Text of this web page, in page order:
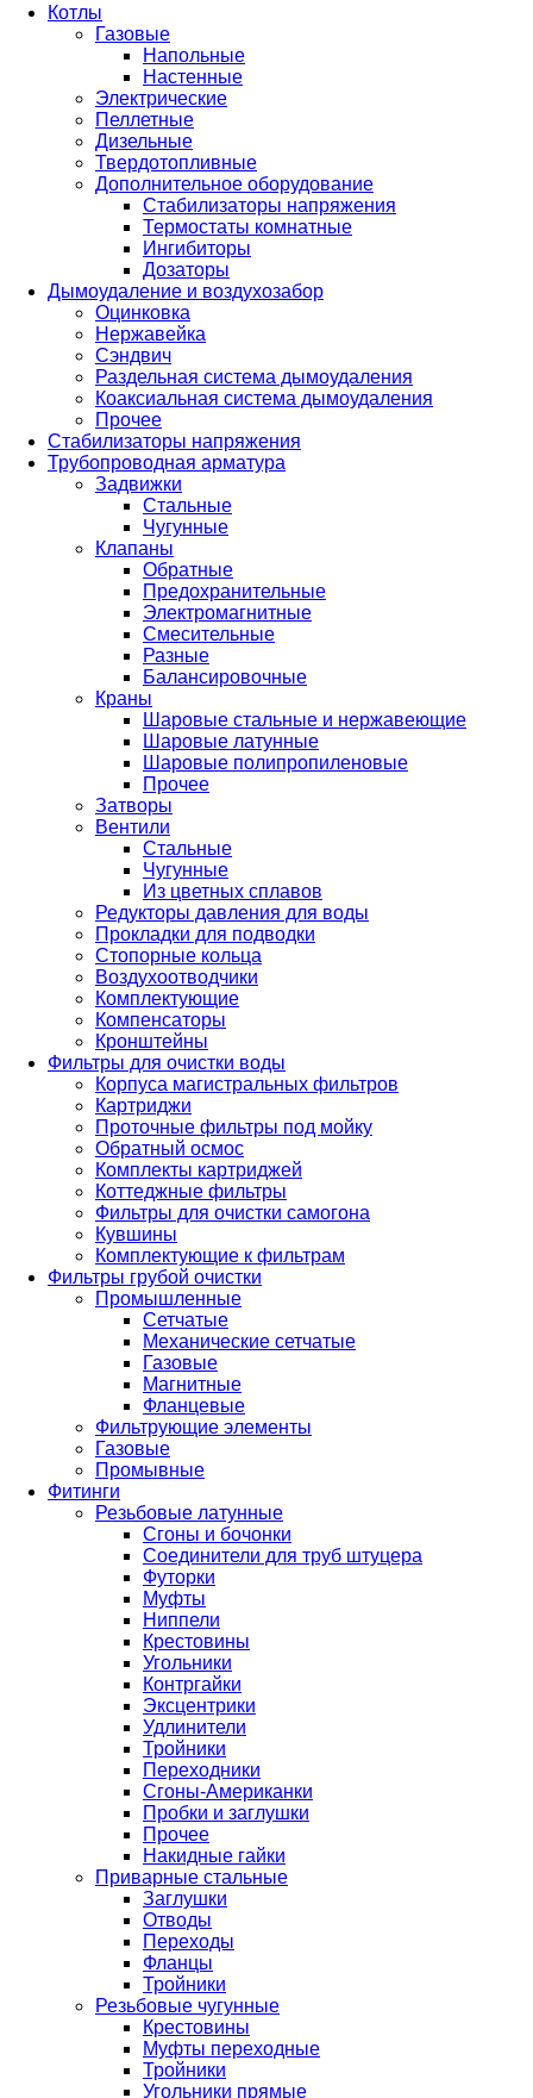
Котлы
Газовые
Напольные
Настенные
Электрические
Пеллетные
Дизельные
Твердотопливные
Дополнительное оборудование
Стабилизаторы напряжения
Термостаты комнатные
Ингибиторы
Дозаторы
Дымоудаление и воздухозабор
Оцинковка
Нержавейка
Сэндвич
Раздельная система дымоудаления
Коаксиальная система дымоудаления
Прочее
Стабилизаторы напряжения
Трубопроводная арматура
Задвижки
Стальные
Чугунные
Клапаны
Обратные
Предохранительные
Электромагнитные
Смесительные
Разные
Балансировочные
Краны
Шаровые стальные и нержавеющие
Шаровые латунные
Шаровые полипропиленовые
Прочее
Затворы
Вентили
Стальные
Чугунные
Из цветных сплавов
Редукторы давления для воды
Прокладки для подводки
Стопорные кольца
Воздухоотводчики
Комплектующие
Компенсаторы
Кронштейны
Фильтры для очистки воды
Корпуса магистральных фильтров
Картриджи
Проточные фильтры под мойку
Обратный осмос
Комплекты картриджей
Коттеджные фильтры
Фильтры для очистки самогона
Кувшины
Комплектующие к фильтрам
Фильтры грубой очистки
Промышленные
Сетчатые
Механические сетчатые
Газовые
Магнитные
Фланцевые
Фильтрующие элементы
Газовые
Промывные
Фитинги
Резьбовые латунные
Сгоны и бочонки
Соединители для труб штуцера
Футорки
Муфты
Ниппели
Крестовины
Угольники
Контргайки
Эксцентрики
Удлинители
Тройники
Переходники
Сгоны-Американки
Пробки и заглушки
Прочее
Накидные гайки
Приварные стальные
Заглушки
Отводы
Переходы
Фланцы
Тройники
Резьбовые чугунные
Крестовины
Муфты переходные
Тройники
Угольники прямые